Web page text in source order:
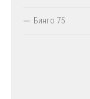
Бинго 75